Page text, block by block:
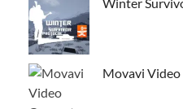
Movavi